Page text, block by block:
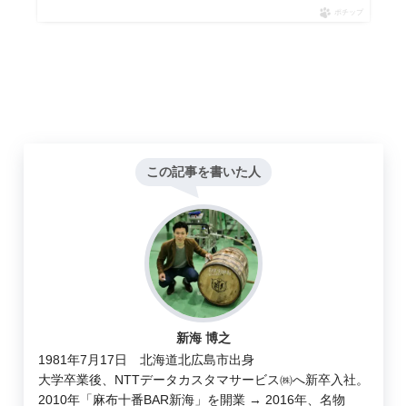
ポチップ
この記事を書いた人
新海 博之
1981年7月17日 北海道北広島市出身
大学卒業後、NTTデータカスタマサービス㈱へ新卒入社。
2010年「麻布十番BAR新海」を開業 → 2016年、名物